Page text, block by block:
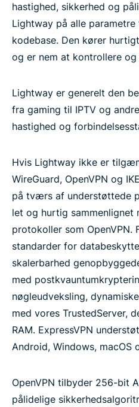
hastighed, sikkerhed og
Lightway på alle
kodebase. Den kører
og er nem at kontrollere
Lightway er generelt den
fra gaming til IPTV og
hastighed og
Hvis Lightway ikke er
WireGuard, OpenVPN og
på tværs af understøttede
let og hurtig sammenlignet
protokoller som OpenVPN.
standarder for
skalerbarhed
med
nøgleudveksling,
med vores TrustedServer,
RAM. ExpressVPN
Android, Windows, macOS
OpenVPN tilbyder 256-bit
pålidelige